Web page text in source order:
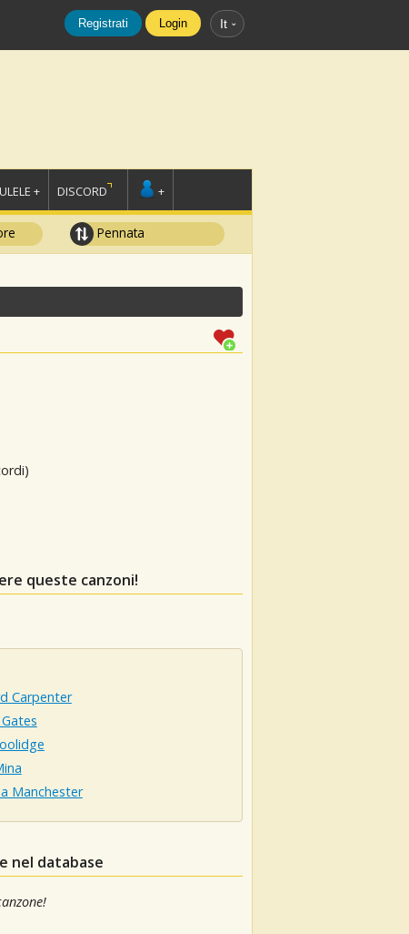
Registrati Login It
+ DISCORD +
Pennata
queste canzoni!
Carpenter
Coolidge
Manchester
nel database